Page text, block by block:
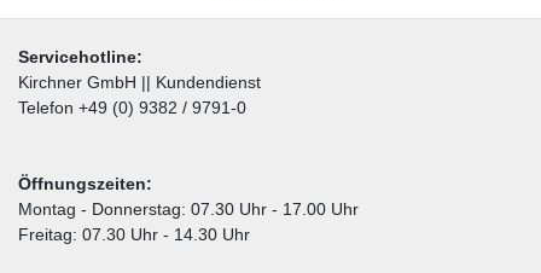
Servicehotline:
Kirchner GmbH || Kundendienst
Telefon +49 (0) 9382 / 9791-0
Öffnungszeiten:
Montag - Donnerstag: 07.30 Uhr - 17.00 Uhr
Freitag: 07.30 Uhr - 14.30 Uhr